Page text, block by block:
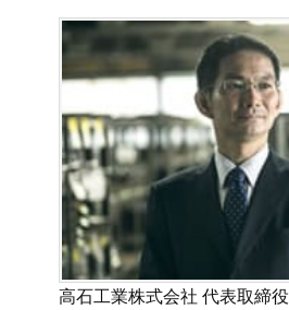
高石工業株式会社 代表取締役